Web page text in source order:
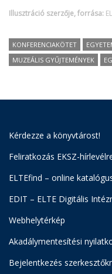
Illusztráció szerzője, forrása:
KONFERENCIAKÖTET
MUZEÁLIS GYŰJTEMÉNYEK
Kérdezze a könyvtárost!
Feliratkozás EKSZ-
ELTEfind – online
EDIT – ELTE Digitális
Webhelytérkép
Akadálymentesítési
Bejelentkezés